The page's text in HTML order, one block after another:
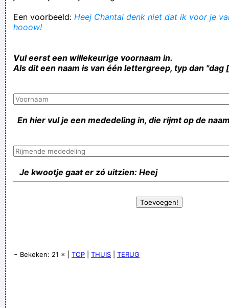
Een voorbeeld: Heej Chantal denk niet dat ik voor je
hooow!
Vul eerst een willekeurige voornaam in.
Als dit een naam is van één lettergreep, typ dan "dag
En hier vul je een mededeling in, die rijmt op de
Je kwootje gaat er zó uitzien: Heej
~ Bekeken: 21 × | TOP THUIS TERUG